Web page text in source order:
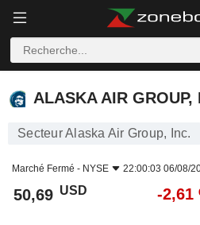
ALASKA AIR GROUP, INC.
ALASKA AIR GROUP,
Secteur Alaska Air Group, Inc.
Marché Fermé - NYSE 22:00:03 06/08/
50,69 USD -2,61